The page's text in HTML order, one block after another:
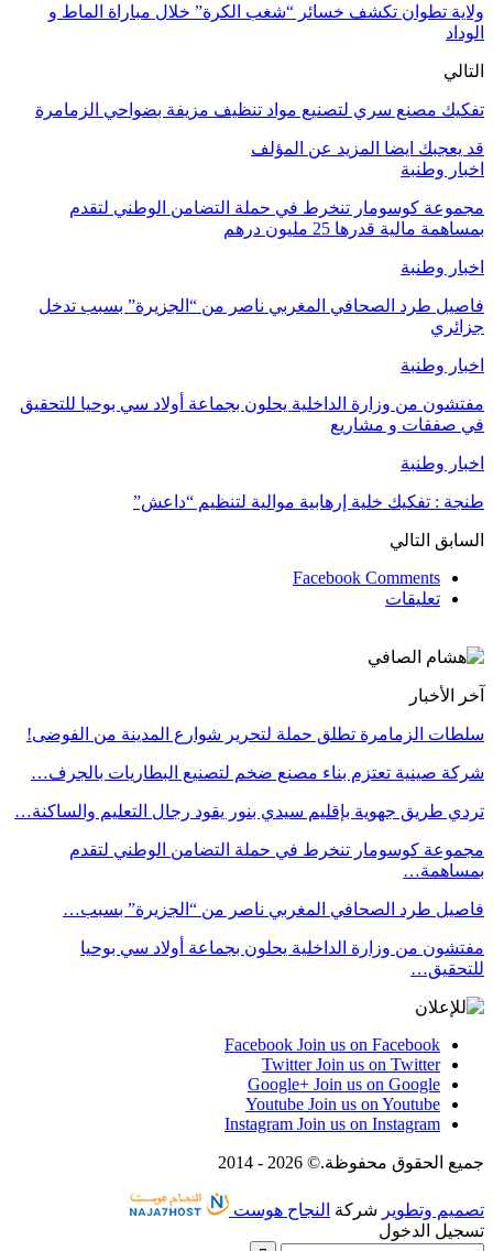
ولاية تطوان تكشف خسائر “شغب الكرة” خلال مباراة الماط و
الوداد
التالي
تفكيك مصنع سري لتصنيع مواد تنظيف مزيفة بضواحي الزمامرة
قد يعجبك ايضا المزيد عن المؤلف
اخبار وطنبة
مجموعة كوسومار تنخرط في حملة التضامن الوطني لتقدم
بمساهمة مالية قدرها 25 مليون درهم
اخبار وطنبة
فاصيل طرد الصحافي المغربي ناصر من “الجزيرة” بسبب تدخل
جزائري
اخبار وطنبة
مفتشون من وزارة الداخلية يحلون بجماعة أولاد سي بوحيا للتحقيق
في صفقات و مشاريع
اخبار وطنبة
طنجة : تفكيك خلية إرهابية موالية لتنظيم “داعش”
السابق التالي
Facebook Comments
تعليقات
آخر الأخبار
سلطات الزمامرة تطلق حملة لتحرير شوارع المدينة من الفوضى!
شركة صينية تعتزم بناء مصنع ضخم لتصنيع البطاريات بالجرف…
تردي طريق جهوية بإقليم سيدي بنور يقود رجال التعليم والساكنة…
مجموعة كوسومار تنخرط في حملة التضامن الوطني لتقدم
بمساهمة…
فاصيل طرد الصحافي المغربي ناصر من “الجزيرة” بسبب…
مفتشون من وزارة الداخلية يحلون بجماعة أولاد سي بوحيا
للتحقيق…
Facebook Join us on Facebook
Twitter Join us on Twitter
Google+ Join us on Google
Youtube Join us on Youtube
Instagram Join us on Instagram
جميع الحقوق محفوظة.© 2026 - 2014
تصميم وتطوير شركة النجاح هوست
تسجيل الدخول